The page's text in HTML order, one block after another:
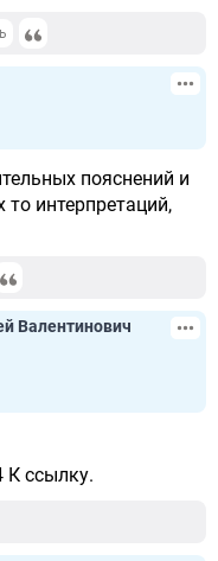
пояснений и
то интерпретаций,
Валентинович
К ссылку.